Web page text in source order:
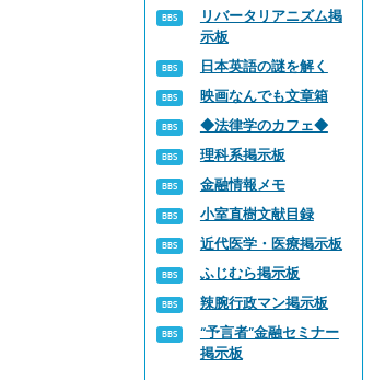
リバータリアニズム掲
示板
日本英語の謎を解く
映画なんでも文章箱
◆法律学のカフェ◆
理科系掲示板
金融情報メモ
小室直樹文献目録
近代医学・医療掲示板
ふじむら掲示板
辣腕行政マン掲示板
“予言者”金融セミナー
掲示板